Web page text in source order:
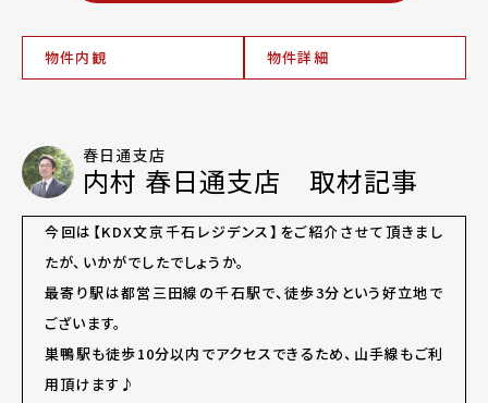
物件内観 物件詳細
春日通支店
内村 春日通支店 取材記事
今回は【KDX文京千石レジデンス】をご紹介させて頂きまし
たが、いかがでしたでしょうか。
最寄り駅は都営三田線の千石駅で、徒歩3分という好立地で
ございます。
巣鴨駅も徒歩10分以内でアクセスできるため、山手線もご利
用頂けます♪